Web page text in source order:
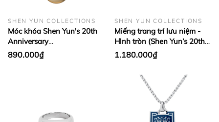
SHEN YUN COLLECTIONS
Móc khóa Shen Yun's 20th
Anniversary
Commemorative EasyCard
890.000₫
SHEN YUN COLLECTIONS
Miếng trang trí lưu niệm -
Hình tròn (Shen Yun’s 20th
Anniversary-Stage Highlight
1.180.000₫